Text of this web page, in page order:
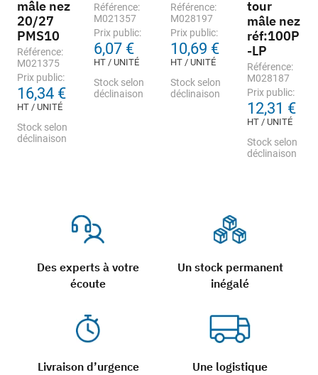
Des experts à votre
écoute
Un stock permanent
inégalé
Livraison d’urgence
Une logistique
mâle nez
20/27
PMS10
Référence:
M021375
Prix public:
16,34 €
HT / UNITÉ
Stock selon
déclinaison
Référence:
M021357
Prix public:
6,07 €
HT / UNITÉ
Stock selon
déclinaison
Référence:
M028197
Prix public:
10,69 €
HT / UNITÉ
Stock selon
déclinaison
tour
mâle nez
réf:100P
-LP
Référence:
M028187
Prix public:
12,31 €
HT / UNITÉ
Stock selon
déclinaison